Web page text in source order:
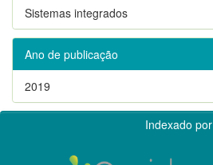
Sistemas integrados
Ano de publicação
2019
Indexado por